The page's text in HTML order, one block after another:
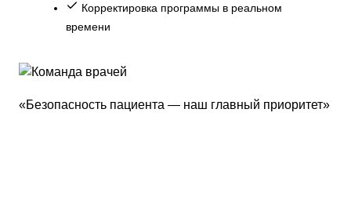
Корректировка программы в реальном
времени
«Безопасность пациента — наш главный приоритет»